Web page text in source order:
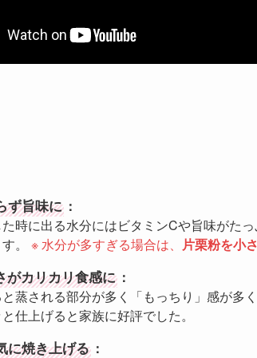
ず旨味に ：
時に出る水分にはビタミンCや旨味がた
。 ※ 水分が多すぎる場合は、 片栗粉を小
がカリカリ食感に ：
蒸される部分が多く「もっちり」感が多
仕上げると家族に好評でした。
に焼き上げる ：